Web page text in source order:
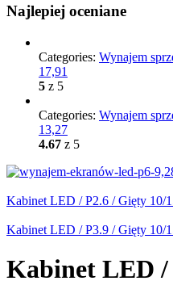
Najlepiej oceniane
Categories: Wynajem
17,91
5 z 5
Categories: Wynajem
13,27
4.67 z 5
Kabinet LED / P2.6 / Gięty 10/
Kabinet LED / P3.9 / Gięty 10/
Kabinet LED /